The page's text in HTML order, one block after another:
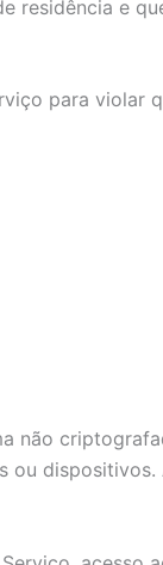
residência e
para violar
não
ou